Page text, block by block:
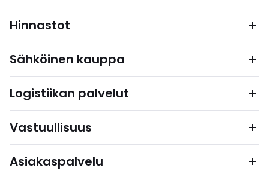
Hinnastot
Sähköinen kauppa
Logistiikan palvelut
Vastuullisuus
Asiakaspalvelu